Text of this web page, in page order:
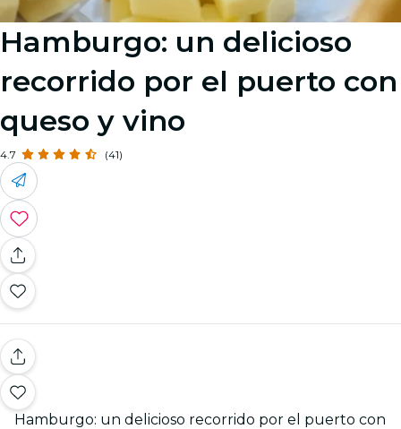
Hamburgo: un delicioso
recorrido por el puerto con
queso y vino
4.7 (41)
Hamburgo: un delicioso recorrido por el puerto con